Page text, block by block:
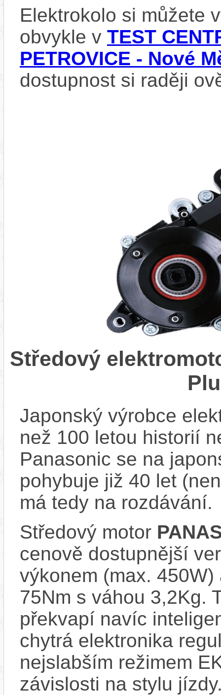
Elektrokolo si můžete
obvykle v TEST
PETROVICE - Nové
dostupnost si raději
Středový
Japonský výrobce
než 100 letou historií
Panasonic se na
pohybuje již 40 let
má tedy na rozdávání.
Středový motor
cenově dostupnější
výkonem (max.
75Nm s váhou 3,2Kg.
překvapí navíc
chytrá elektronika
nejslabším režimem
závislosti na stylu